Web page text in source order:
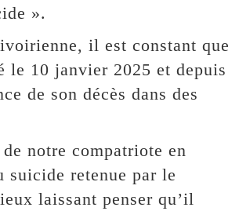
».
il est constant que
le 10 janvier 2025 et depuis
de son décès dans des
notre compatriote en
retenue par le
laissant penser qu’il